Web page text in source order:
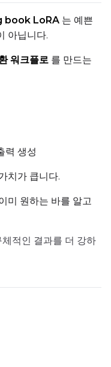
book LoRA 는 예쁜
아닙니다.
워크플로 를 만드는
력 생성
치가 큽니다.
미 원하는 바를 알고
적인 결과를 더 강하